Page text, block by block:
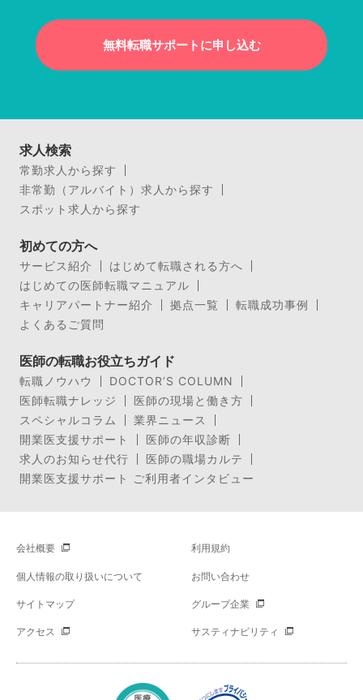
無料転職サポートに申し込む
求人検索
常勤求人から探す
非常勤（アルバイト）求人から探す
スポット求人から探す
初めての方へ
サービス紹介
はじめて転職される方へ
はじめての医師転職マニュアル
キャリアパートナー紹介
拠点一覧
転職成功事例
よくあるご質問
医師の転職お役立ちガイド
転職ノウハウ
DOCTOR’S COLUMN
医師転職ナレッジ
医師の現場と働き方
スペシャルコラム
業界ニュース
開業医支援サポート
医師の年収診断
求人のお知らせ代行
医師の職場カルテ
開業医支援サポート ご利用者インタビュー
会社概要 利用規約
個人情報の取り扱いについて お問い合わせ
サイトマップ グループ企業
アクセス サスティナビリティ